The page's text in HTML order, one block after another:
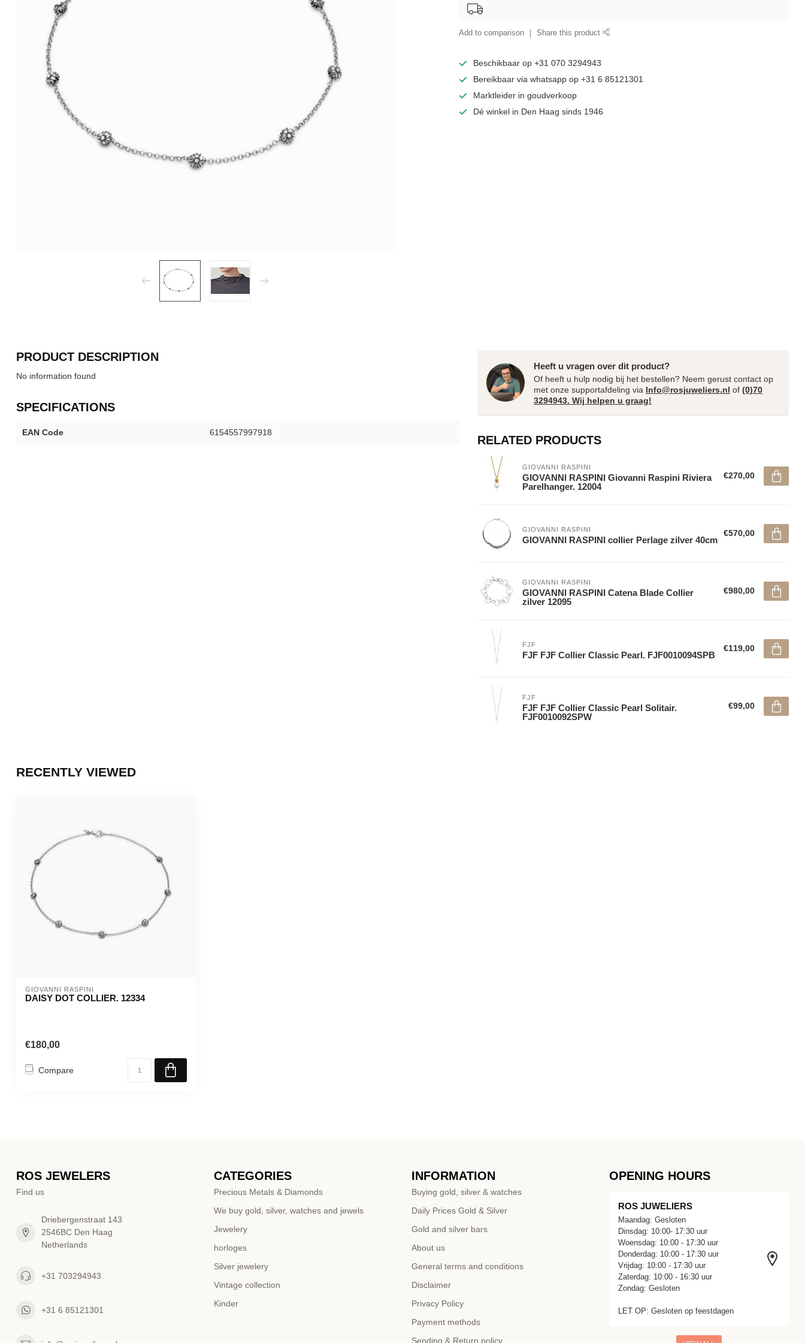
Add to comparison Share this product
Beschikbaar op +31 070 3294943
Bereikbaar via whatsapp op +31 6 85121301
Marktleider in goudverkoop
Dé winkel in Den Haag sinds 1946
PRODUCT DESCRIPTION
No information found
SPECIFICATIONS
EAN Code 6154557997918
Heeft u vragen over dit product?
Of heeft u hulp nodig bij het bestellen? Neem gerust contact op
met onze supportafdeling via Info@rosjuweliers.nl of (0)70
3294943. Wij helpen u graag!
RELATED PRODUCTS
GIOVANNI RASPINI
GIOVANNI RASPINI Giovanni Raspini Riviera
Parelhanger. 12004
€270,00
GIOVANNI RASPINI
GIOVANNI RASPINI collier Perlage zilver 40cm
€570,00
GIOVANNI RASPINI
GIOVANNI RASPINI Catena Blade Collier
zilver 12095
€980,00
FJF
FJF FJF Collier Classic Pearl. FJF0010094SPB
€119,00
FJF
FJF FJF Collier Classic Pearl Solitair.
FJF0010092SPW
€99,00
RECENTLY VIEWED
GIOVANNI RASPINI
DAISY DOT COLLIER. 12334
€180,00
Compare
ROS JEWELERS
Find us
Driebergenstraat 143
2546BC Den Haag
Netherlands
+31 703294943
+31 6 85121301
CATEGORIES
Precious Metals & Diamonds
We buy gold, silver, watches and jewels
Jewelery
horloges
Silver jewelery
Vintage collection
Kinder
INFORMATION
Buying gold, silver & watches
Daily Prices Gold & Silver
Gold and silver bars
About us
General terms and conditions
Disclaimer
Privacy Policy
Payment methods
Sending & Return policy
OPENING HOURS
ROS JUWELIERS
Maandag: Gesloten
Dinsdag: 10:00- 17:30 uur
Woensdag: 10:00 - 17:30 uur
Donderdag: 10:00 - 17:30 uur
Vrijdag: 10:00 - 17:30 uur
Zaterdag: 10:00 - 16:30 uur
Zondag: Gesloten
LET OP: Gesloten op feestdagen